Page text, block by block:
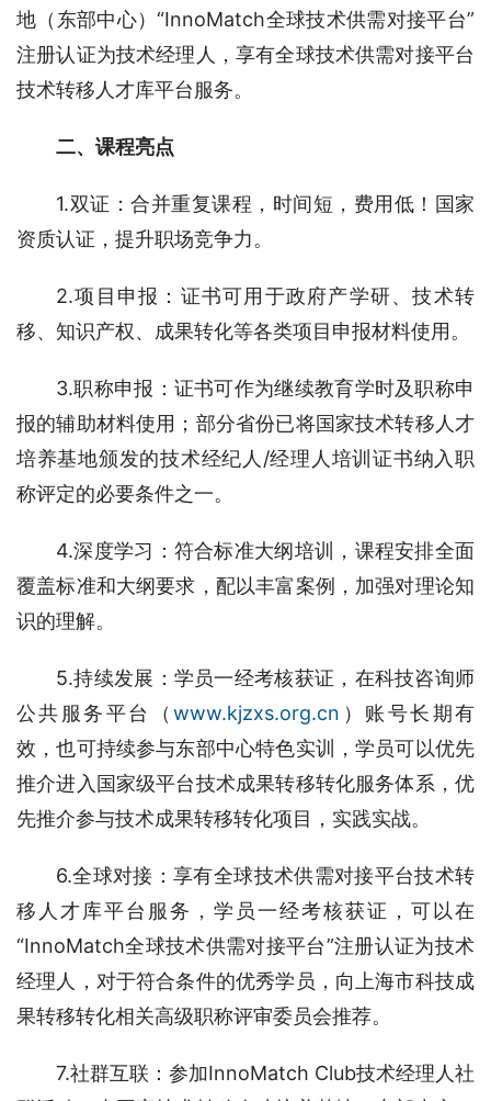
地（东部中心）“InnoMatch全球技术供需对接平台”
注册认证为技术经理人，享有全球技术供需对接平台
技术转移人才库平台服务。
二、课程亮点
1.双证：合并重复课程，时间短，费用低！国家
资质认证，提升职场竞争力。
2.项目申报：证书可用于政府产学研、技术转
移、知识产权、成果转化等各类项目申报材料使用。
3.职称申报：证书可作为继续教育学时及职称申
报的辅助材料使用；部分省份已将国家技术转移人才
培养基地颁发的技术经纪人/经理人培训证书纳入职
称评定的必要条件之一。
4.深度学习：符合标准大纲培训，课程安排全面
覆盖标准和大纲要求，配以丰富案例，加强对理论知
识的理解。
5.持续发展：学员一经考核获证，在科技咨询师
公共服务平台（www.kjzxs.org.cn ）账号长期有
效，也可持续参与东部中心特色实训，学员可以优先
推介进入国家级平台技术成果转移转化服务体系，优
先推介参与技术成果转移转化项目，实践实战。
6.全球对接：享有全球技术供需对接平台技术转
移人才库平台服务，学员一经考核获证，可以在
“InnoMatch全球技术供需对接平台”注册认证为技术
经理人，对于符合条件的优秀学员，向上海市科技成
果转移转化相关高级职称评审委员会推荐。
7.社群互联：参加InnoMatch Club技术经理人社